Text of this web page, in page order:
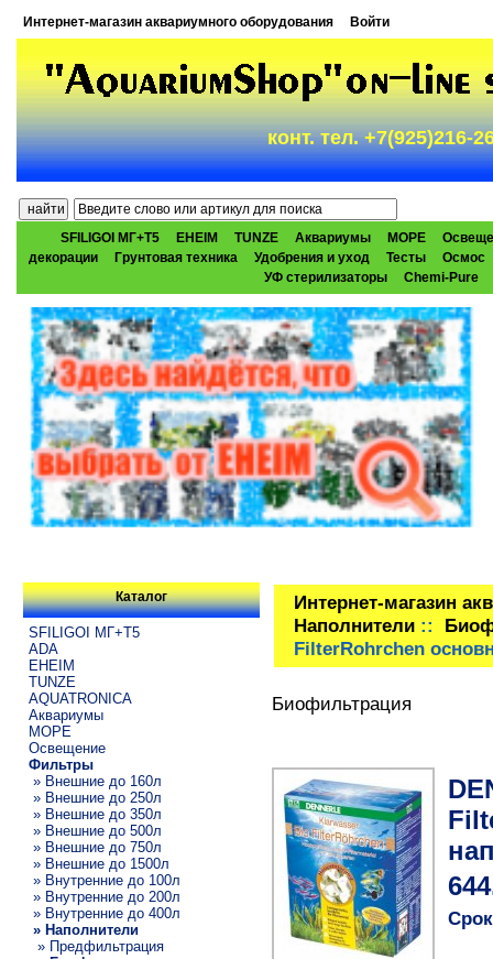
Интернет-магазин аквариумного оборудования Войти
конт. тел. +7(925)216-
SFILIGOI МГ+Т5 EHEIM TUNZE Аквариумы МОРЕ
декорации
Грунтовая техника Удобрения и уход Тесты
Осмос
УФ стерилизаторы
Chemi-Pure
Каталог
SFILIGOI МГ+Т5
ADA
EHEIM
TUNZE
AQUATRONICA
Аквариумы
МОРЕ
Освещение
Фильтры
» Внешние до 160л
» Внешние до 250л
» Внешние до 350л
» Внешние до 500л
» Внешние до 750л
» Внешние до 1500л
» Внутренние до 100л
» Внутренние до 200л
» Внутренние до 400л
» Наполнители
» Предфильтрация
Интернет-магазин
Наполнители::
FilterRohrchen
Биофильтрация